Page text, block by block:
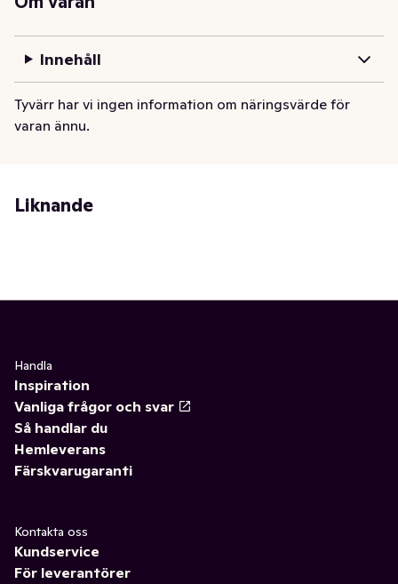
Innehåll
Tyvärr har vi ingen information om näringsvärde för
varan ännu.
Liknande
Handla
Inspiration
Vanliga frågor och svar
Så handlar du
Hemleverans
Färskvarugaranti
Kontakta oss
Kundservice
För leverantörer